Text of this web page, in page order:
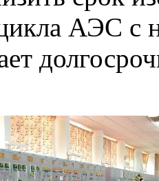
цикла АЭС с